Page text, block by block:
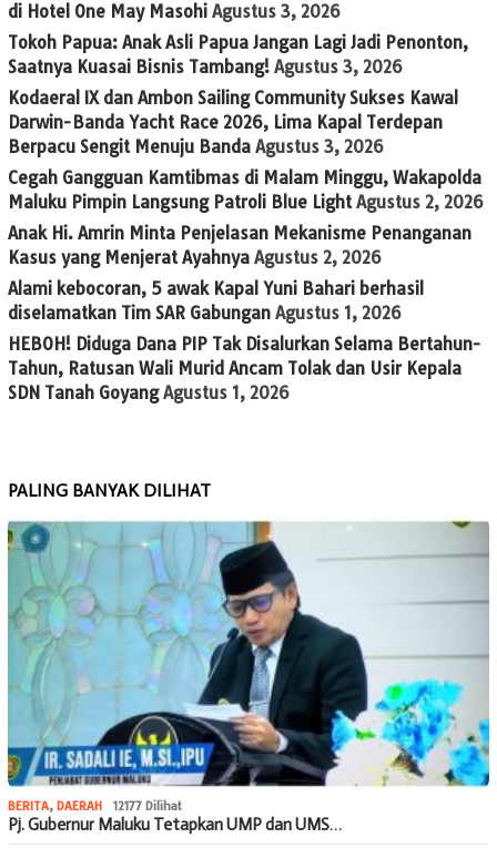
di Hotel One May Masohi Agustus 3, 2026
Tokoh Papua: Anak Asli Papua Jangan Lagi Jadi Penonton,
Saatnya Kuasai Bisnis Tambang! Agustus 3, 2026
Kodaeral IX dan Ambon Sailing Community Sukses Kawal
Darwin-Banda Yacht Race 2026, Lima Kapal Terdepan
Berpacu Sengit Menuju Banda Agustus 3, 2026
Cegah Gangguan Kamtibmas di Malam Minggu, Wakapolda
Maluku Pimpin Langsung Patroli Blue Light Agustus 2, 2026
Anak Hi. Amrin Minta Penjelasan Mekanisme Penanganan
Kasus yang Menjerat Ayahnya Agustus 2, 2026
Alami kebocoran, 5 awak Kapal Yuni Bahari berhasil
diselamatkan Tim SAR Gabungan Agustus 1, 2026
HEBOH! Diduga Dana PIP Tak Disalurkan Selama Bertahun-
Tahun, Ratusan Wali Murid Ancam Tolak dan Usir Kepala
SDN Tanah Goyang Agustus 1, 2026
PALING BANYAK DILIHAT
BERITA, DAERAH 12177 Dilihat
Pj. Gubernur Maluku Tetapkan UMP dan UMS…